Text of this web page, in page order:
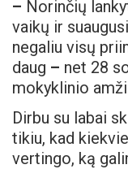
– Norinčių
vaikų ir
negaliu visų
daug – net 28
mokyklinio
Dirbu su labai
tikiu, kad
vertingo, ką